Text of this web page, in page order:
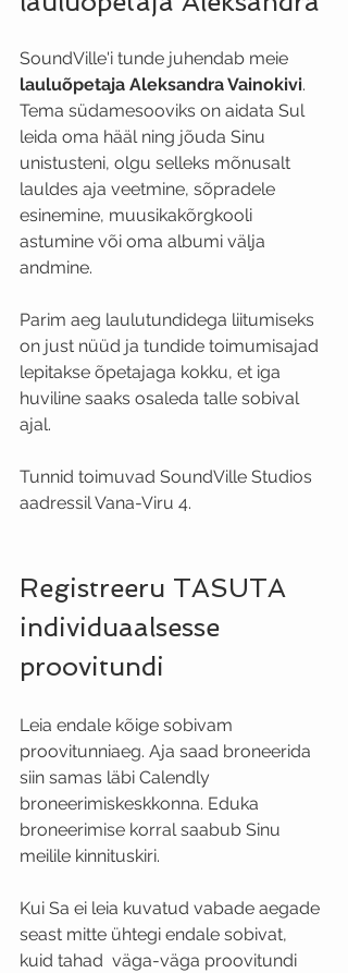
SoundVille'i tunde juhendab meie
lauluõpetaja Aleksandra Vainokivi.
Tema südamesooviks on aidata Sul
leida oma hääl ning jõuda Sinu
unistusteni, olgu selleks mõnusalt
lauldes aja veetmine, sõpradele
esinemine, muusikakõrgkooli
astumine või oma albumi välja
andmine.
Parim aeg laulutundidega liitumiseks
on just nüüd ja tundide toimumisajad
lepitakse õpetajaga kokku, et iga
huviline saaks osaleda talle sobival
ajal.
Tunnid toimuvad SoundVille Studios
aadressil Vana-Viru 4.
Registreeru TASUTA
individuaalsesse
proovitundi
Leia endale kõige sobivam
proovitunniaeg. Aja saad broneerida
siin samas läbi Calendly
broneerimiskeskkonna. Eduka
broneerimise korral saabub Sinu
meilile kinnituskiri.
Kui Sa ei leia kuvatud vabade aegade
seast mitte ühtegi endale sobivat,
kuid tahad  väga-väga proovitundi